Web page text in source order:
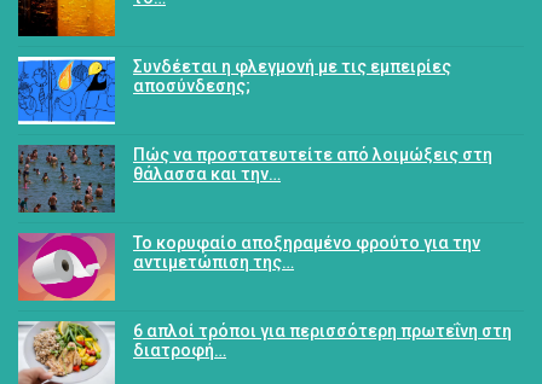
Συνδέεται η φλεγμονή με τις εμπειρίες
αποσύνδεσης;
Πώς να προστατευτείτε από λοιμώξεις στη
θάλασσα και την…
Το κορυφαίο αποξηραμένο φρούτο για την
αντιμετώπιση της…
6 απλοί τρόποι για περισσότερη πρωτεΐνη στη
διατροφή…